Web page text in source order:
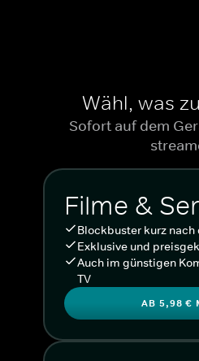
Wähl, was
Sofort auf dem
Filme &
Blockbuster kurz nach
Exklusive und
Auch im günstigen
TV
AB 5,98 €